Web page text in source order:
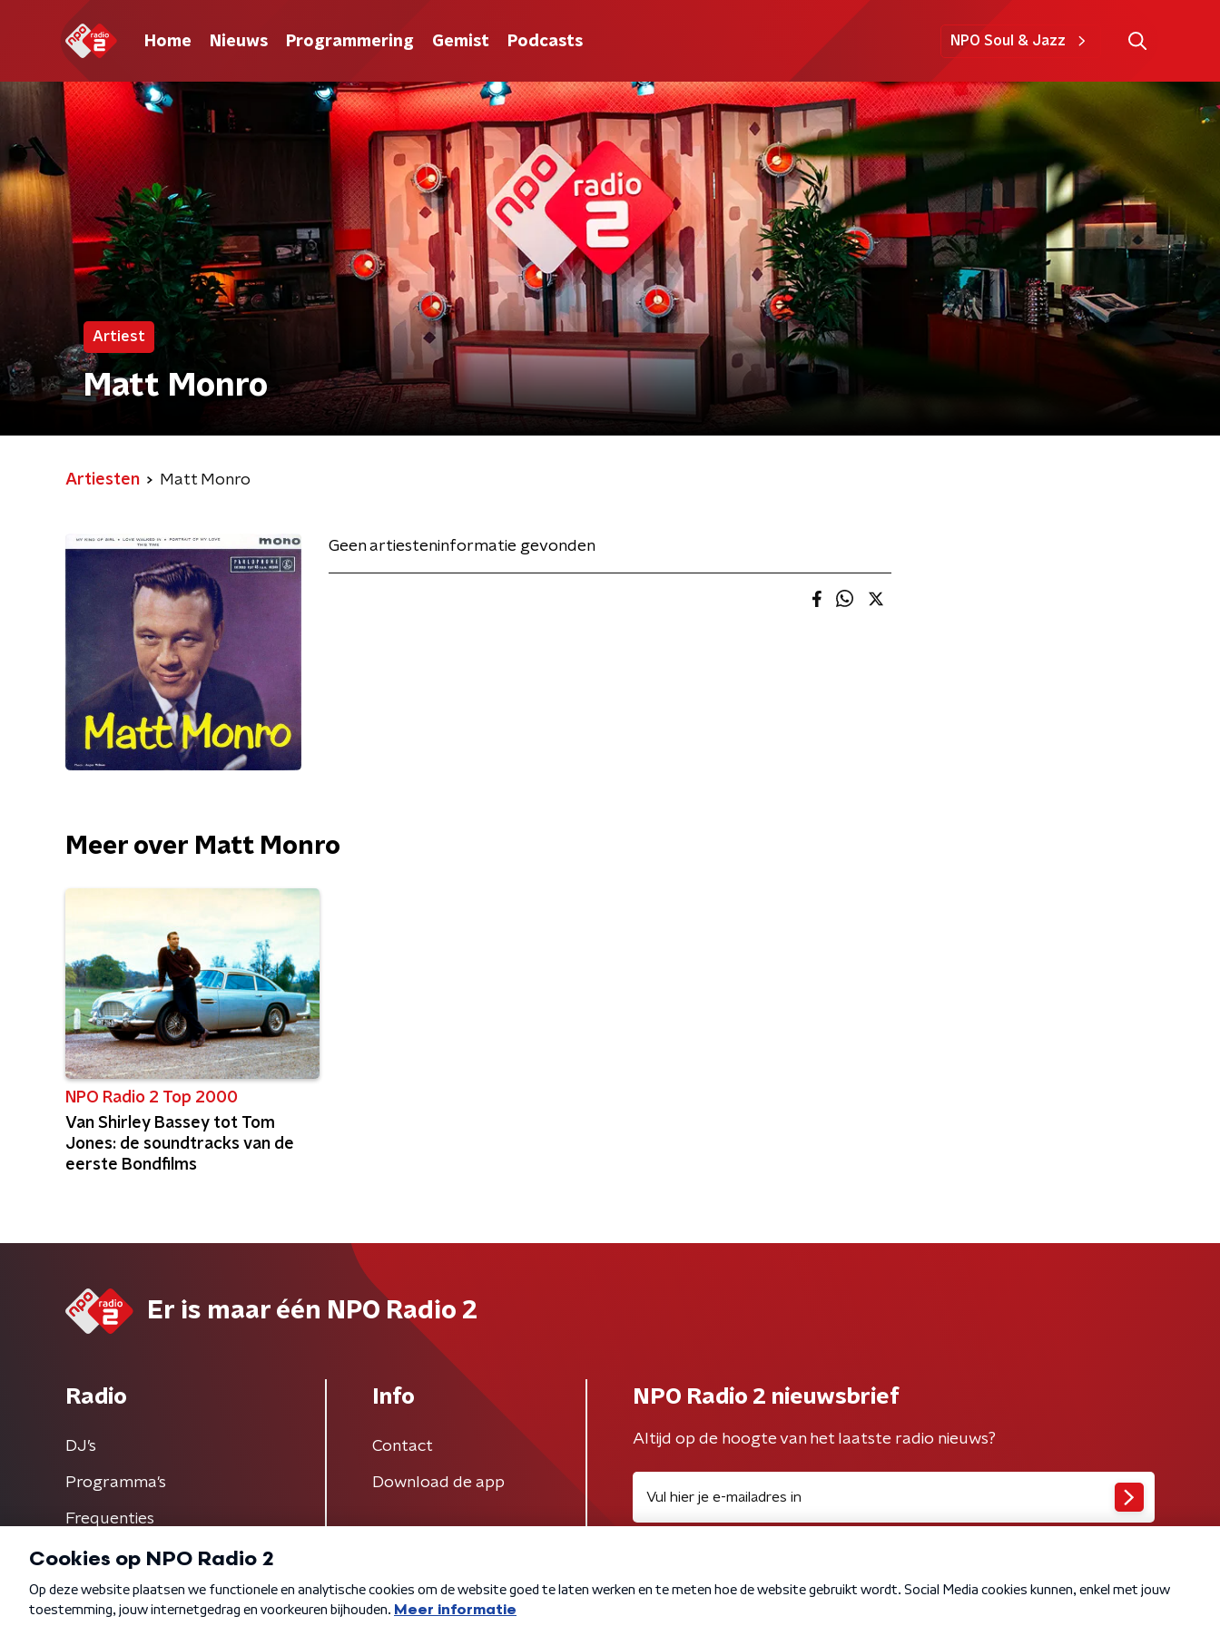
Home Nieuws Programmering Gemist Podcasts NPO Soul & Jazz
Artiest
Matt Monro
Artiesten Matt Monro
Geen artiesteninformatie gevonden
Meer over Matt Monro
NPO Radio 2 Top 2000
Van Shirley Bassey tot Tom
Jones: de soundtracks van de
eerste Bondfilms
Er is maar één NPO Radio 2
Radio
DJ’s
Programma's
Frequenties
Info
Contact
Download de app
NPO Radio 2 nieuwsbrief
Altijd op de hoogte van het laatste radio nieuws?
Algemene voorwaarden Privacybeleid